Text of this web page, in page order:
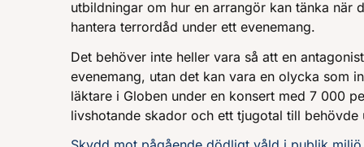
utbildningar om hur en arrangör kan tänka när
hantera terrordåd under ett evenemang.
Det behöver inte heller vara så att en
evenemang, utan det kan vara en olycka som
läktare i Globen under en konsert med 7 000
livshotande skador och ett tjugotal till